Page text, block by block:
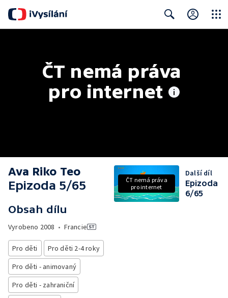
ČT nemá práva
pro internet
Ava Riko Teo
Epizoda 5/65
Obsah dílu
Vyrobeno 2008 • Francie
Pro děti
Pro děti 2-4 roky
Pro děti - animovaný
Pro děti - zahraniční
ČT nemá práva
pro internet
Další díl
Epizoda
6/65